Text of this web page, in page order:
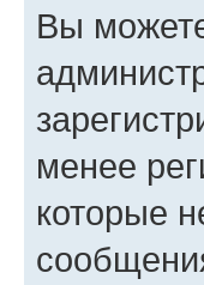
Вы
менее
которые